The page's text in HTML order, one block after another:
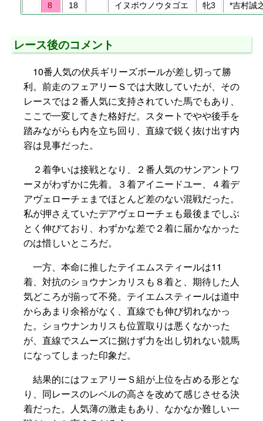
8
18 イヌボウノウタゴエ 牝3 *吉村誠
レース後のコメント
10番人気の伏兵ギリーズボールが差し切って勝
利。前走のフェアリーＳでは大敗していたが、その
レースでは２番人気に支持されていた馬でもあり、
ここで一変してきた格好だ。スタートでやや後手を
踏みながらも内を立ち回り、直線で鋭く抜け出す内
容は見事だった。
２着争いは接戦となり、２番人気のサンアントワ
ーヌがわずかに先着。３着アイニードユー、４着デ
アヴェローチェまでほとんど差のない混戦だった。
私が押さえていたデアヴェローチェも最後までしぶ
とく伸びており、わずかな差で２着に届かなかった
のは惜しいところだ。
一方、本命に推したテイエムスティールは11
着、対抗のショウナンカリスも８着と、期待した人
気どころが揃って不発。テイエムスティールは道中
からあまり余裕がなく、直線でも伸び切れなかっ
た。ショウナンカリスも位置取りは悪くなかった
が、直線でスムーズに捌けず力を出し切れない競馬
になってしまった印象だ。
結果的にはフェアリーＳ組が上位を占める形とな
り、同レースのレベルの高さを改めて感じさせる決
着だった。人気薄の激走もあり、なかなか難しい一